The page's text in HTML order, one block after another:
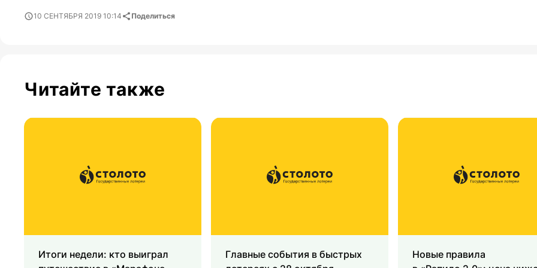
10 СЕНТЯБРЯ 2019 10:14 Поделиться
Читайте также
Итоги недели: кто выиграл
Главные события в быстрых
Новые правила